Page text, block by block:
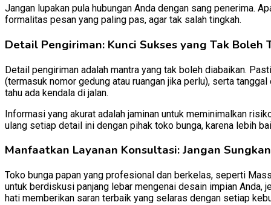
Jangan lupakan pula hubungan Anda dengan sang penerima.
formalitas pesan yang paling pas, agar tak salah tingkah.
Detail Pengiriman: Kunci Sukses yang Tak Boleh
Detail pengiriman adalah mantra yang tak boleh diabaikan.
(termasuk nomor gedung atau ruangan jika perlu), serta
tahu ada kendala di jalan.
Informasi yang akurat adalah jaminan untuk meminimalkan
ulang setiap detail ini dengan pihak toko bunga, karena lebih
Manfaatkan Layanan Konsultasi: Jangan
Toko bunga papan yang profesional dan berkelas, seperti
untuk berdiskusi panjang lebar mengenai desain impian Anda,
hati memberikan saran terbaik yang selaras dengan setiap